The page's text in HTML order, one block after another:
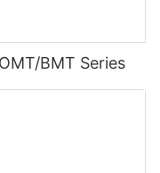
BMT Series